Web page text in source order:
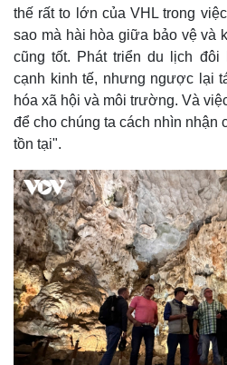
thế rất to lớn của VHL trong
sao mà hài hòa giữa bảo vệ và
cũng tốt. Phát triển du lịch
cạnh kinh tế, nhưng ngược lại
hóa xã hội và môi trường. Và
để cho chúng ta cách nhìn nhận
tồn tại".